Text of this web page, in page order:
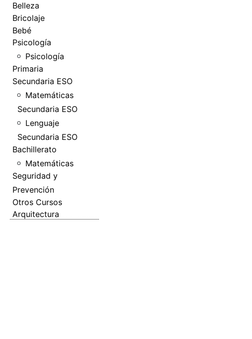
Belleza
Bricolaje
Bebé
Psicología
Psicología
Primaria
Secundaria ESO
Matemáticas
Secundaria ESO
Lenguaje
Secundaria ESO
Bachillerato
Matemáticas
Seguridad y
Prevención
Otros Cursos
Arquitectura